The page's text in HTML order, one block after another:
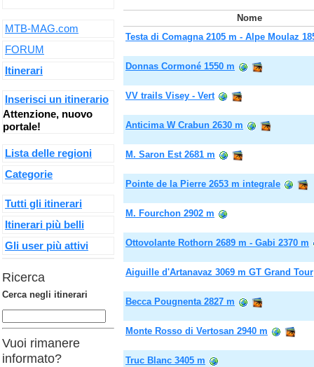
Nome
Testa di Comagna 2105 m - Alpe Moulaz
Donnas Cormoné 1550 m
VV trails Visey - Vert
Anticima W Crabun 2630 m
M. Saron Est 2681 m
Pointe de la Pierre 2653 m integrale
M. Fourchon 2902 m
Ottovolante Rothorn 2689 m - Gabi 2370 m
Aiguille d'Artanavaz 3069 m GT Grand Tour
Becca Pougnenta 2827 m
Monte Rosso di Vertosan 2940 m
Truc Blanc 3405 m
MTB-MAG.com
FORUM
Itinerari
Inserisci un itinerario
Attenzione, nuovo
portale!
Lista delle regioni
Categorie
Tutti gli itinerari
Itinerari più belli
Gli user più attivi
Ricerca
Cerca negli itinerari
Vuoi rimanere
informato?